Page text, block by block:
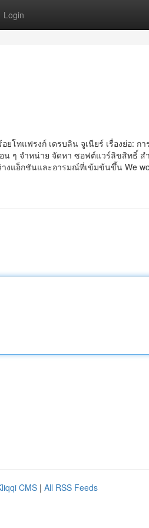
Login
โทแฟรงก์ เดรบลิน จูเนียร์ เรื่องย่อ: ก
น ๆ จำหน่าย จัดหา ซอฟต์แวร์ลิขสิทธิ์ ส
งแอ็กชันและอารมณ์ที่เข้มข้นขึ้น We
CMS | All RSS Feeds